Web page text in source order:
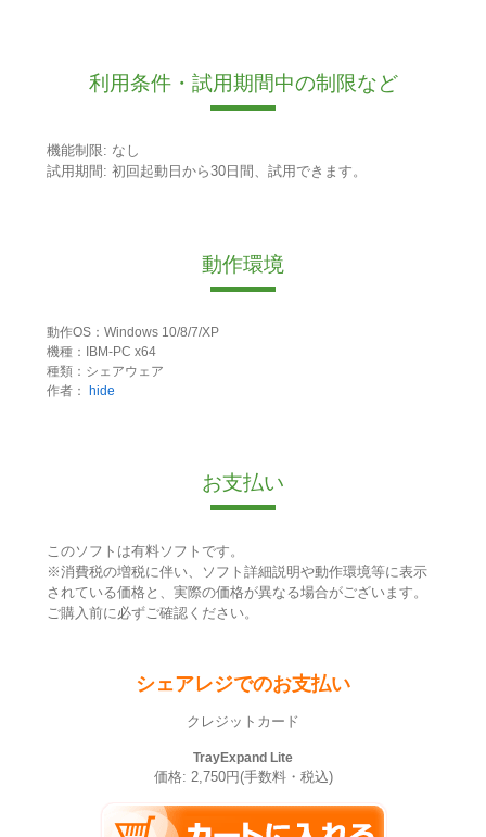
利用条件・試用期間中の制限など
機能制限: なし
試用期間: 初回起動日から30日間、試用できます。
動作環境
動作OS：Windows 10/8/7/XP
機種：IBM-PC x64
種類：シェアウェア
作者： hide
お支払い
このソフトは有料ソフトです。
※消費税の増税に伴い、ソフト詳細説明や動作環境等に表示
されている価格と、実際の価格が異なる場合がございます。
ご購入前に必ずご確認ください。
シェアレジでのお支払い
クレジットカード
TrayExpand Lite
価格: 2,750円(手数料・税込)